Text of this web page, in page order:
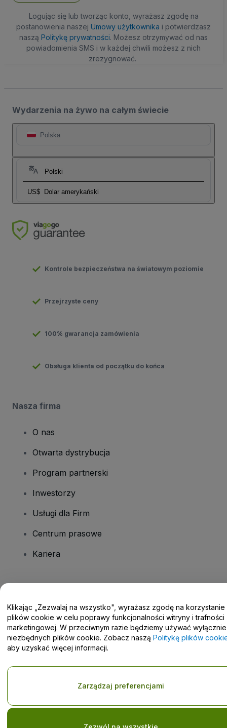
Logując się lub tworząc konto, wyrażasz zgodę na
postanowienia naszej Umowy użytkownika i potwierdzasz
naszą Politykę prywatności. Możesz otrzymywać od nas
powiadomienia SMS i w każdej chwili możesz z nich
zrezygnować.
Wydarzenia na żywo na całym świecie
Polska
Polski
US$ Dolar amerykański
Kontrole bezpieczeństwa na światowym poziomie
Przejrzyste ceny
100% gwarancja zamówienia
Obsługa klienta od początku do końca
Nasza firma
O nas
Otwarta dystrybucja
Program partnerski
Inwestorzy
Usługi dla Firm
Centrum prasowe
Kariera
Centrum pomocy / Skontaktuj się z nami
Korzystanie z tej strony internetowej oznacza akceptację
Polityki prywatnościoraz Polityki dotyczącej plików
Prośba o nieudostępnianie danych osobowych / Twoje wybory w
Klikając „Zezwalaj na wszystko", wyrażasz zgodę na korzystanie
plików cookie w celu poprawy funkcjonalności witryny i trafności
marketingowej. W przeciwnym razie będziemy używać wyłącznie
niezbędnych plików cookie. Zobacz naszą Politykę plików
aby uzyskać więcej informacji.
Zarządzaj preferencjami